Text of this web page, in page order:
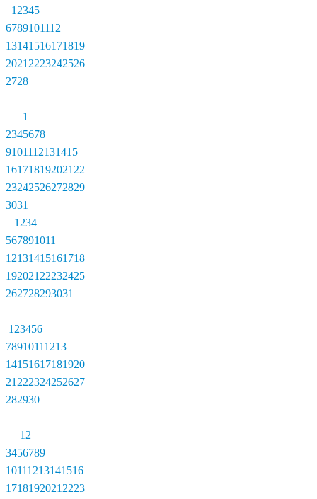
1 2345
6789101112
13141516171819
2021 2223242526
2728
1
2345678
9101112131415
161718192021 22
23242526272829
3031
1 234
567891011
12131415161718
192021 22232425
262728293031
1 23456
78910111213
14151617181920
21 222324252627
282930
1 2
3456789
10111213141516
1718192021 2223